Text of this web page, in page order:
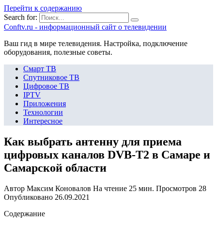
Перейти к содержанию
Search for:
Сonftv.ru - информационный сайт о телевидении
Ваш гид в мире телевидения. Настройка, подключение
оборудования, полезные советы.
Смарт ТВ
Спутниковое ТВ
Цифровое ТВ
IPTV
Приложения
Технологии
Интересное
Как выбрать антенну для приема
цифровых каналов DVB-T2 в Самаре и
Самарской области
Автор Максим Коновалов На чтение 25 мин. Просмотров 28
Опубликовано 26.09.2021
Содержание